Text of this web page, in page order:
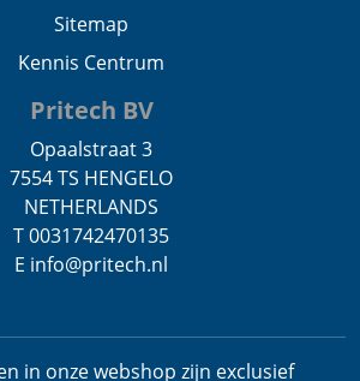
Sitemap
Kennis Centrum
Pritech BV
Opaalstraat 3
7554 TS HENGELO
NETHERLANDS
T 0031742470135
E info@pritech.nl
in onze webshop zijn exclusief